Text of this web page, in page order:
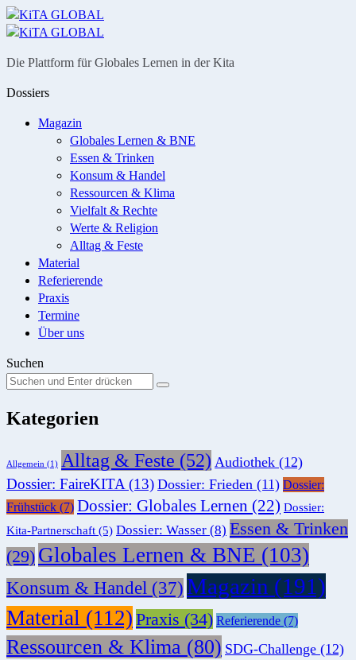
Menü
Suche
Die Plattform für Globales Lernen in der Kita
Dossiers
Magazin
Globales Lernen & BNE
Essen & Trinken
Konsum & Handel
Ressourcen & Klima
Vielfalt & Rechte
Werte & Religion
Alltag & Feste
Material
Referierende
Praxis
Termine
Über uns
Suchen
Suchen
nach:
Suche
Kategorien
Allgemein (1) Alltag & Feste (52) Audiothek (12)
Dossier: FaireKITA (13) Dossier: Frieden (11) Dossier:
Frühstück (7) Dossier: Globales Lernen (22) Dossier:
Kita-Partnerschaft (5) Dossier: Wasser (8) Essen & Trinken
(29) Globales Lernen & BNE (103)
Konsum & Handel (37) Magazin (191)
Material (112) Praxis (34) Referierende (7)
Ressourcen & Klima (80) SDG-Challenge (12)